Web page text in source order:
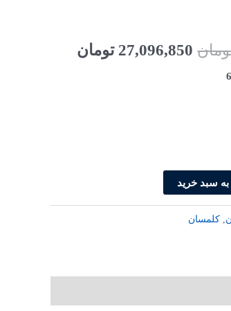
27,096,850 تومان
به سبد خرید
کلمسان